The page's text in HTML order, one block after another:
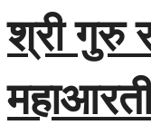
श्री गुरु